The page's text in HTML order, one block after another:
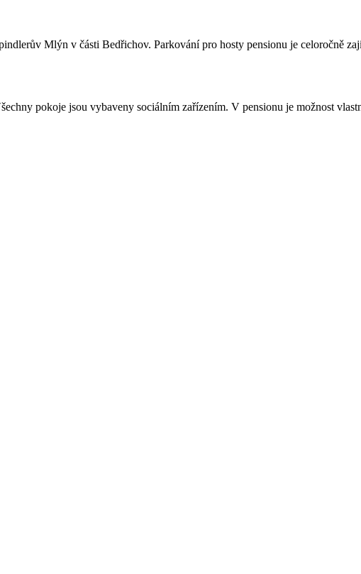
Mlýn v části Bedřichov. Parkování pro hosty pensionu je celoročně
pokoje jsou vybaveny sociálním zařízením. V pensionu je možnost